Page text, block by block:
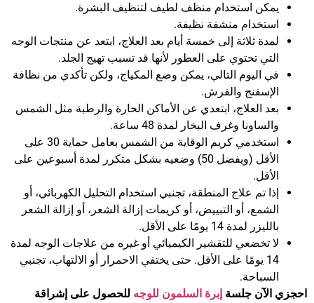
يمكن استخدام منظف لطيف لتنظيف البشرة.
استخدام منشفة نظيفة.
لمدة ثلاثة إلى خمسة أيام بعد العلاج، ابتعد عن منتجات الوجه
التي تحتوي على العطور لأنها قد تسبب تهيج الجلد.
في اليوم التالي، يمكن وضع المكياج، ولكن تأكدي من نظافة
الإسفنج والفرش.
بعد العلاج، ابتعدي عن الأماكن الحارة والرطبة مثل الشمس
والساونا وغرف البخار لمدة 48 ساعة.
استخدمي كريم الوقاية من الشمس بعامل حماية 30 على
الأقل (ويفضل 50) وضعيه بشكل متكرر لمدة أسبوعين على
الأقل.
إذا تم علاج المنطقة، تجنبي استخدام التحليل الكهربائي، أو
الشمع، أو التبييض، أو كريمات إزالة الشعر، أو إزالة الشعر
بالليزر لمدة 14 يومًا على الأقل.
لا تخضعي للتقشير الكيميائي أو غيره من علاجات الوجه لمدة
14 يومًا على الأقل. حتى يختفي الاحمرار أو الالتهاب، تجنبي
السباحة.
احجزي الآن جلسة إبرة السلمون للوجه للحصول على إشراقة